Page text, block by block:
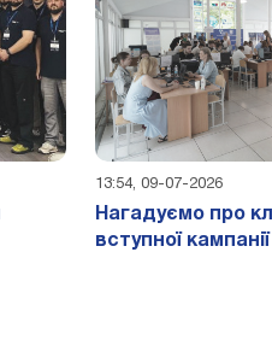
13:54, 09-07-2026
Нагадуємо про
вступної кампанії